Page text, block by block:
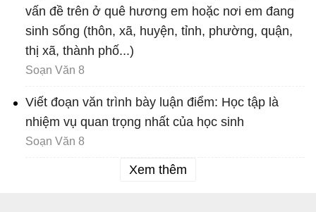
vấn đề trên ở quê hương em hoặc nơi em đang
sinh sống (thôn, xã, huyện, tỉnh, phường, quận,
thị xã, thành phố...)
Soạn Văn 8
Viết đoạn văn trình bày luận điểm: Học tập là
nhiệm vụ quan trọng nhất của học sinh
Soạn Văn 8
Xem thêm